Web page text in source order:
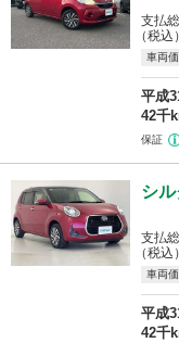
支払
（税込）
車両
平成
42千
保証
シ
支払
（税込）
車両
平成
42千